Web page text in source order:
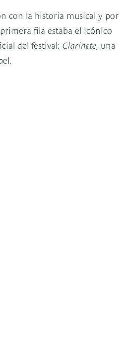
con la historia musical y por
fila estaba el icónico
del festival: Clarinete, una